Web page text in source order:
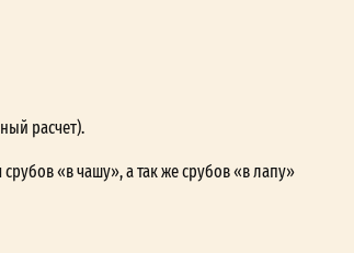
расчет).
«в чашу», а так же срубов «в лапу»